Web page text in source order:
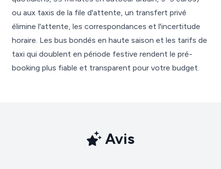
ou aux taxis de la file d'attente, un transfert privé
élimine l'attente, les correspondances et l'incertitude
horaire. Les bus bondés en haute saison et les tarifs de
taxi qui doublent en période festive rendent le pré-
booking plus fiable et transparent pour votre budget.
Avis